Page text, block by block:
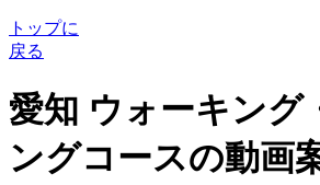
トップに
戻る
愛知 ウォーキング
ングコースの動画